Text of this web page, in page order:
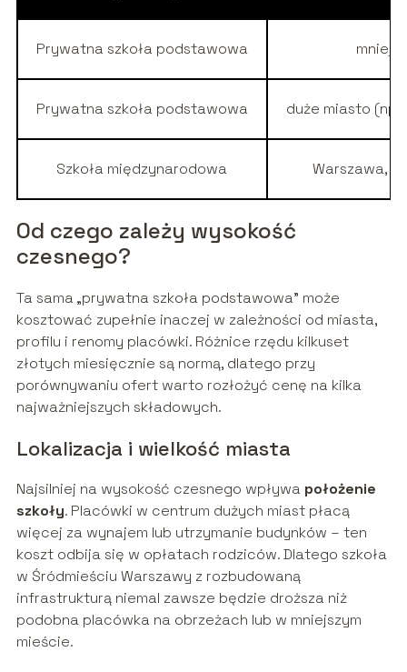
Prywatna szkoła podstawowa
Prywatna szkoła podstawowa duże miasto (np.
Szkoła międzynarodowa Warszawa,
Od czego zależy wysokość
czesnego?
Ta sama „prywatna szkoła podstawowa” może
kosztować zupełnie inaczej w zależności od miasta,
profilu i renomy placówki. Różnice rzędu kilkuset
złotych miesięcznie są normą, dlatego przy
porównywaniu ofert warto rozłożyć cenę na kilka
najważniejszych składowych.
Lokalizacja i wielkość miasta
Najsilniej na wysokość czesnego wpływa położenie
szkoły. Placówki w centrum dużych miast płacą
więcej za wynajem lub utrzymanie budynków – ten
koszt odbija się w opłatach rodziców. Dlatego szkoła
w Śródmieściu Warszawy z rozbudowaną
infrastrukturą niemal zawsze będzie droższa niż
podobna placówka na obrzeżach lub w mniejszym
mieście.